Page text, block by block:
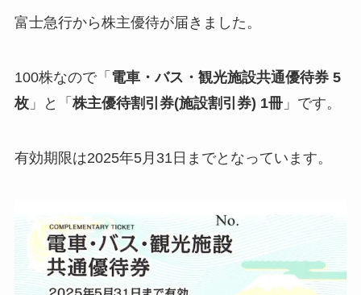
富士急行から株主優待が届きました。
100株なので「 電車・バス・観光施設共通優待券 5
枚」と「 株主優待割引券(施設割引券) 1冊」です。
有効期限は2025年5月31日までとなっています。